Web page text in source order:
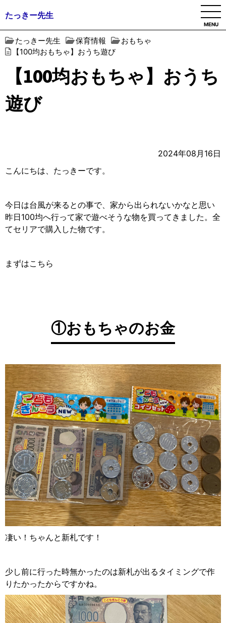
たっきー先生
MENU
たっきー先生 保育情報
おもちゃ
【100均おもちゃ】おうち遊び
【100均おもちゃ】おうち
遊び
2024年08月16日
こんにちは、たっきーです。
今日は台風が来るとの事で、家から出られないかなと思い
昨日100均へ行って家で遊べそうな物を買ってきました。全
てセリアで購入した物です。
まずはこちら
①おもちゃのお金
凄い！ちゃんと新札です！
少し前に行った時無かったのは新札が出るタイミングで作
りたかったからですかね。